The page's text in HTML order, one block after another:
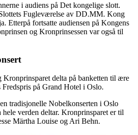
i audiens på Det kongelige slott.
Fugleværelse av DD.MM. Kong
Etterpå fortsatte audiensen på Kongens
og Kronprinsessen var også til
delta på banketten til ære
på Grand Hotel i Oslo.
tradisjonelle Nobelkonserten i Oslo
verden deltar. Kronprinsparet er til
Märtha Louise og Ari Behn.